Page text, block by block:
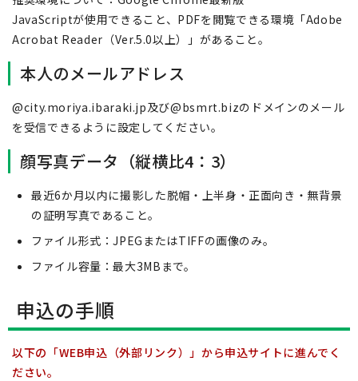
JavaScriptが使用できること、PDFを閲覧できる環境「Adobe
Acrobat Reader（Ver.5.0以上）」があること。
本人のメールアドレス
@city.moriya.ibaraki.jp及び@bsmrt.bizのドメインのメール
を受信できるように設定してください。
顔写真データ（縦横比4：3）
最近6か月以内に撮影した脱帽・上半身・正面向き・無背景
の証明写真であること。
ファイル形式：JPEGまたはTIFFの画像のみ。
ファイル容量：最大3MBまで。
申込の手順
以下の「WEB申込（外部リンク）」から申込サイトに進んでく
ださい。